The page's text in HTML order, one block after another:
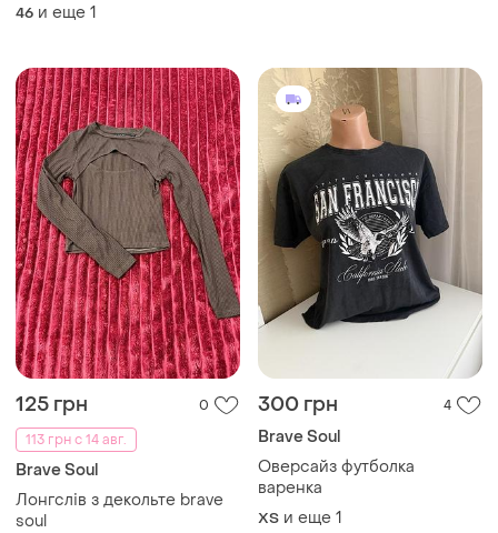
46 и еще 1
125 грн
0
113 грн с 14 авг.
Brave Soul
Лонгслів з декольте brave
soul
300 грн 4
Brave Soul
Оверсайз футболка
варенка
ХS и еще 1